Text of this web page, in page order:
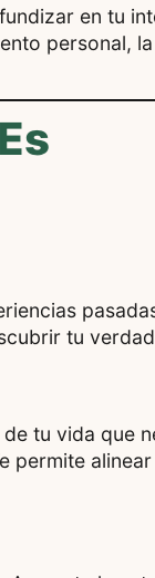
en tu
personal, la
tu
tu vida que
permite